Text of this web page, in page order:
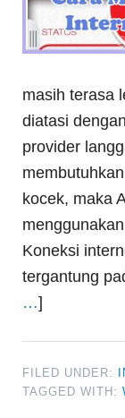
masih terasa
diatasi
provider
kocek, maka
Koneksi
tergantung
…]
FILED UNDER:
TAGGED WITH: